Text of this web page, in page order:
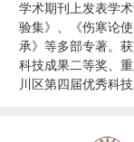
学术期刊上发表学
验集》、《伤寒论
承》等多部专著。
科技成果二等奖、
川区第四届优秀科